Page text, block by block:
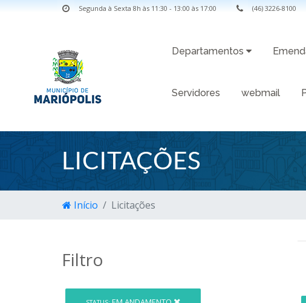
Segunda à Sexta 8h às 11:30 - 13:00 às 17:00 (46) 3226-8100
Departamentos
Servidores webmail
LICITAÇÕES
Início Licitações
Filtro